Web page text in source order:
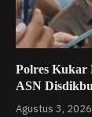
Polres Kukar
ASN
Agustus 3, 2026